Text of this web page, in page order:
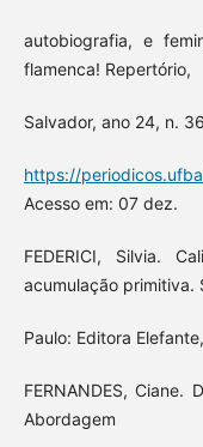
autobiografia, e
flamenca! Repertório,
Salvador, ano 24, n.
https://
Acesso em: 07 dez.
FEDERICI, Silvia.
acumulação primitiva.
Paulo: Editora
FERNANDES,
Abordagem